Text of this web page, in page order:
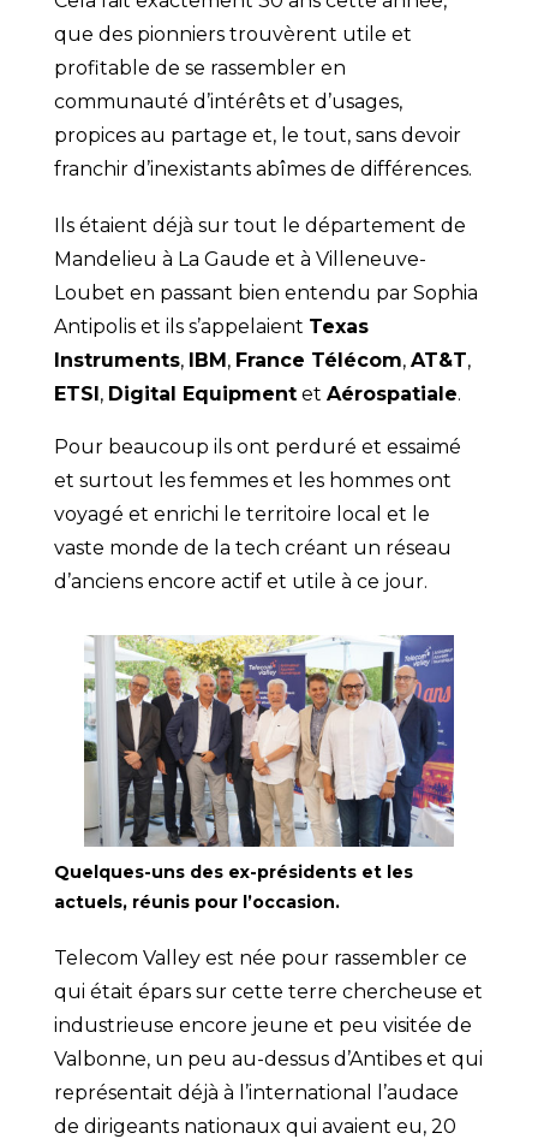
que des pionniers trouvèrent utile et
profitable de se rassembler en
communauté d’intérêts et d’usages,
propices au partage et, le tout, sans devoir
franchir d’inexistants abîmes de différences.
Ils étaient déjà sur tout le département de
Mandelieu à La Gaude et à Villeneuve-
Loubet en passant bien entendu par Sophia
Antipolis et ils s’appelaient Texas
Instruments, IBM , France Télécom, AT&T,
ETSI , Digital Equipmentet Aérospatiale.
Pour beaucoup ils ont perduré et essaimé
et surtout les femmes et les hommes ont
voyagé et enrichi le territoire local et le
vaste monde de la tech créant un réseau
d’anciens encore actif et utile à ce jour.
Quelques-uns des ex-présidents et les
actuels, réunis pour l’occasion.
Telecom Valley est née pour rassembler ce
qui était épars sur cette terre chercheuse et
industrieuse encore jeune et peu visitée de
Valbonne, un peu au-dessus d’Antibes et qui
représentait déjà à l’international l’audace
de dirigeants nationaux qui avaient eu, 20